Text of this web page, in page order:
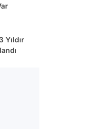
Yıldır